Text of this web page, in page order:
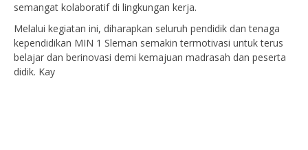
semangat kolaboratif di lingkungan kerja.
Melalui kegiatan ini, diharapkan seluruh pendidik dan tenaga
kependidikan MIN 1 Sleman semakin termotivasi untuk terus
belajar dan berinovasi demi kemajuan madrasah dan peserta
didik. Kay